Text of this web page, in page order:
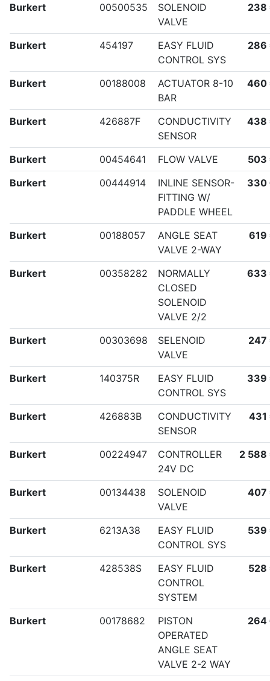
Burkert 00500535
SOLENOID
VALVE
238
Burkert 454197
EASY FLUID
CONTROL SYS
286
Burkert 00188008
ACTUATOR 8-10
BAR
460
Burkert 426887F
CONDUCTIVITY
SENSOR
438
Burkert 00454641 FLOW VALVE
503
Burkert
00444914
INLINE SENSOR-
FITTING W/
PADDLE WHEEL
330
Burkert 00188057
ANGLE SEAT
VALVE 2-WAY
619
Burkert 00358282
NORMALLY
CLOSED
SOLENOID
VALVE 2/2
633
Burkert 00303698
SELENOID
VALVE
247
Burkert 140375R
EASY FLUID
CONTROL SYS
339
Burkert 426883B
CONDUCTIVITY
SENSOR
431
Burkert 00224947
CONTROLLER
24V DC
2 588
Burkert 00134438
SOLENOID
VALVE
407
Burkert 6213A38
EASY FLUID
CONTROL SYS
539
Burkert 428538S
EASY FLUID
CONTROL
SYSTEM
528
Burkert 00178682
PISTON
OPERATED
ANGLE SEAT
VALVE 2-2 WAY
264